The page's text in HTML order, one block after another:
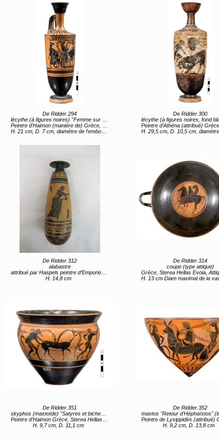
De Ridder.294
lécythe (à figures noires) "Femme sur un char, femme avec une lyre, Dionysos, Hermès" (titre d'usage)
Peintre d’Haimon (manière de) Grèce, Sterea Hellas Evoia, Attique (lieu de création) 2e moitié 6e siècle av JC
H. 21 cm, D. 7 cm, diamètre de l'embouchure 3,9 cm, diamètre du pied 5 cm
De Ridder.300
lécythe (à figures noires, fond blanc) "Thésée et le taureau de Marathon"
Peintre d’Athéna (attribué) Grèce, Sterea Hellas Evoia, Attique (lieu de création) 1ère
H. 29,5 cm, D. 10,5 cm, diamètre de l'embouchure 6,1 cm, diamètre
De Ridder.312
alabastre
attribué par Haspels peintre d’Emporion (attribué) Grèce, Sterea Hellas Evoia, Attique (lieu de création) 470 (vers)
H. 14,8 cm
De Ridder.314
coupe (type attique)
Grèce, Sterea Hellas Evoia, Attique (lieu de création) 2e moitié
H. 13 cm Diam maximal de la vasque 25,9 ; diam pied 9,17 ; diam racine de la tige : 3,93 ;
De Ridder.351
skyphos (mastoïde) "Satyres et biches" (titre d'usage)
Peintre d’Haimon Grèce, Sterea Hellas Evoia, Attique (lieu de création) entre 500 av JC et 480 av JC
H. 9,7 cm, D. 11,1 cm
De Ridder.352
mastos "Retour d'Héphaïstos" (titre
Peintre de Lysippidès (attribué) Grèce, Sterea Hellas Evoia, Attique (lieu de création) 4e quart 6e siècle av JC entre
H. 9,2 cm, D. 13,8 cm